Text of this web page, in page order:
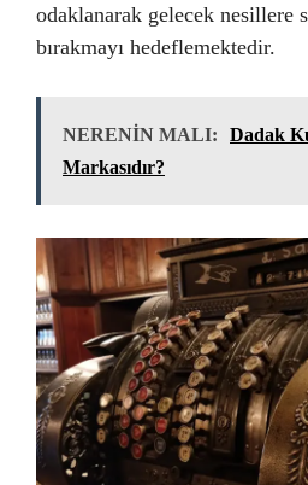
odaklanarak gelecek nesillere
bırakmayı hedeflemektedir.
NERENİN MALI:
Dadak
Markasıdır?